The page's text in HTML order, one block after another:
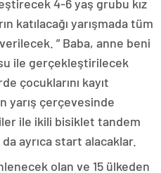
4-6 yaş grubu kız
katılacağı yarışmada tüm
” Baba, anne beni
ile gerçekleştirilecek
çocuklarını kayıt
yarış çerçevesinde
ile ikili bisiklet tandem
ayrıca start alacaklar.
olan ve 15 ülkeden